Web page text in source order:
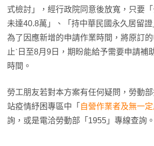
式檢討」，經行政院同意後放寬，只要
未達40.8萬」、「持中華民國永久居留
為了因應新增的申請作業時間，將原訂
止ˋ日至8月9日，期盼能給予需要申請補
時間。
勞工朋友若對本方案有任何疑問，勞動
站疫情紓困專區中「 自營作業者及無一
詢，或是電洽勞動部「1955」專線查詢。